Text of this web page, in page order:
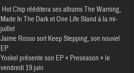
Hot Chip rééditera ses albums The Warning,
Made In The Dark et One Life Stand à la mi-
juillet
Jaime Rosso sort Keep Stepping, son nouvel
EP
Yoskel présente son EP « Preseason » le
vendredi 19 juin